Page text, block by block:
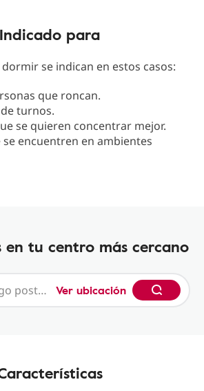
Indicado para
se indican en estos casos:
que roncan.
turnos.
se quieren concentrar mejor.
se encuentren en ambientes
en tu centro más cercano
Ver ubicación